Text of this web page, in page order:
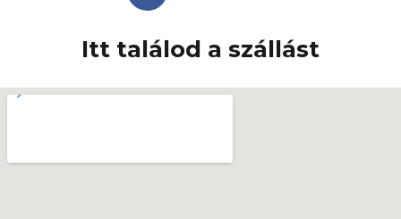
Itt találod a szállást